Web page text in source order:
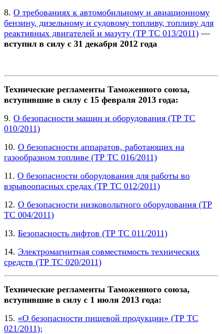
8. О требованиях к автомобильному и авиационному
бензину, дизельному и судовому топливу, топливу для
реактивных двигателей и мазуту (ТР ТС 013/2011) —
вступил в силу с 31 декабря 2012 года
Технические регламенты Таможенного союза,
вступившие в силу с 15 февраля 2013 года:
9. О безопасности машин и оборудования (ТР ТС
010/2011)
10. О безопасности аппаратов, работающих на
газообразном топливе (ТР ТС 016/2011)
11. О безопасности оборудования для работы во
взрывоопасных средах (ТР ТС 012/2011)
12. О безопасности низковольтного оборудования (ТР
ТС 004/2011)
13. Безопасность лифтов (ТР ТС 011/2011)
14. Электромагнитная совместимость технических
средств (ТР ТС 020/2011)
Технические регламенты Таможенного союза,
вступившие в силу с 1 июля 2013 года:
15. «О безопасности пищевой продукции» (ТР ТС
021/2011);